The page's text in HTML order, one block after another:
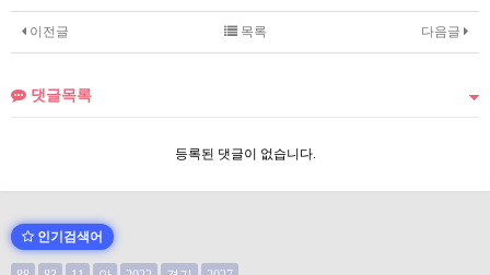
이전글 다음글
목록
댓글목록
등록된 댓글이 없습니다.
인기검색어